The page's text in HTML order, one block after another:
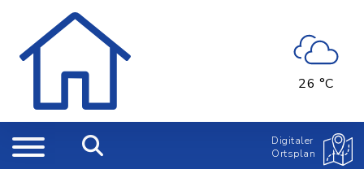
26 °C
Digitaler
Ortsplan